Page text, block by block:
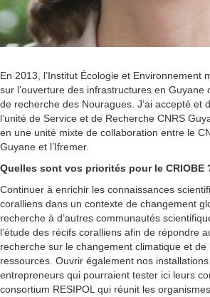
En 2013, l’Institut Écologie et Environnement
sur l’ouverture des infrastructures en Guyane
de recherche des Nouragues. J’ai accepté et
l’unité de Service et de Recherche CNRS
en une unité mixte de collaboration entre le
Guyane et l’Ifremer.
Quelles sont vos priorités pour le CRIOBE
Continuer à enrichir les connaissances
coralliens dans un contexte de changement
recherche à d’autres communautés
l’étude des récifs coralliens afin de répondre
recherche sur le changement climatique et de
ressources. Ouvrir également nos
entrepreneurs qui pourraient tester ici leurs
consortium RESIPOL qui réunit les